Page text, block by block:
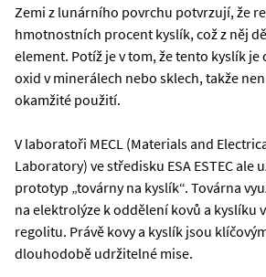
Zemi z lunárního povrchu potvrzují, že
hmotnostních procent kyslík, což z něj
element. Potíž je v tom, že tento kyslík je
oxid v minerálech nebo sklech, takže
okamžité použití.
V laboratoři MECL (Materials and
Laboratory) ve středisku ESA ESTEC ale
prototyp „továrny na kyslík“. Továrna
na elektrolýze k oddělení kovů a kyslíku
regolitu. Právě kovy a kyslík jsou
dlouhodobě udržitelné mise.